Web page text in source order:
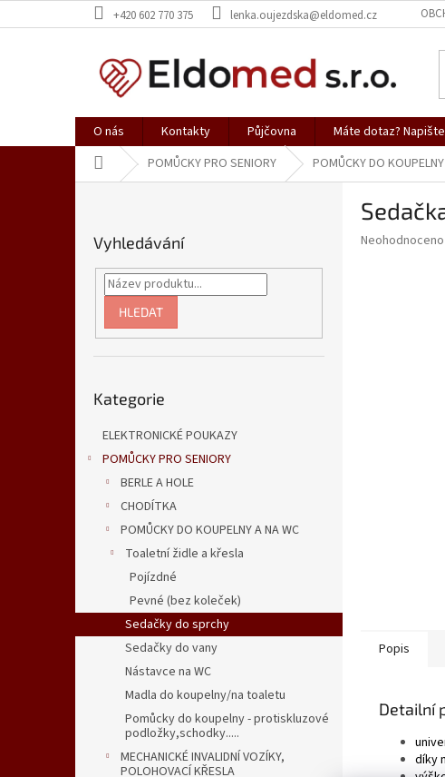
na
+420 602 770 375 lenka.oujezdska@eldomed.cz
O nás Kontakty Půjčovna Máte dotaz?
Domů POMŮCKY PRO SENIORY POMŮCKY DO
Vyhledávání
HLEDAT
kategorie
Kategorie
ELEKTRONICKÉ POUKAZY
POMŮCKY PRO SENIORY
BERLE A HOLE
CHODÍTKA
POMŮCKY DO KOUPELNY A NA WC
Toaletní židle a křesla
Pojízdné
Pevné (bez koleček)
Sedačky do sprchy
Sedačky do vany
Nástavce na WC
Madla do koupelny/na toaletu
Pomůcky do koupelny - protiskluzové
podložky,schodky.....
MECHANICKÉ INVALIDNÍ VOZÍKY,
POLOHOVACÍ KŘESLA
Průměrné
Neohodnoceno
Popis
Detailní
díky